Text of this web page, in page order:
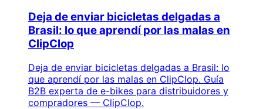
Deja de enviar bicicletas delgadas a
Brasil: lo que aprendí por las malas en
ClipClop
Deja de enviar bicicletas delgadas a Brasil: lo
que aprendí por las malas en ClipClop. Guía
B2B experta de e-bikes para distribuidores y
compradores — ClipClop.